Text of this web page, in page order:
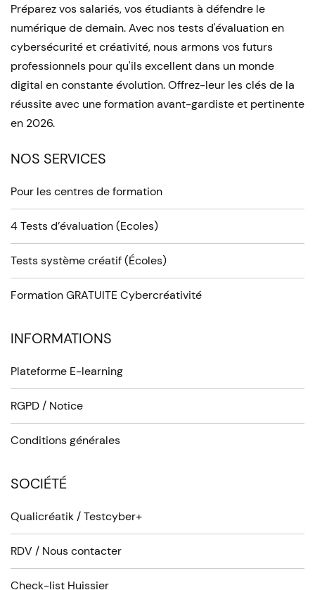
Préparez vos salariés, vos étudiants à défendre le
numérique de demain. Avec nos tests d'évaluation en
cybersécurité et créativité, nous armons vos futurs
professionnels pour qu'ils excellent dans un monde
digital en constante évolution. Offrez-leur les clés de la
réussite avec une formation avant-gardiste et pertinente
en 2026.
NOS SERVICES
Pour les centres de formation
4 Tests d’évaluation (Ecoles)
Tests système créatif (Écoles)
Formation GRATUITE Cybercréativité
INFORMATIONS
Plateforme E-learning
RGPD / Notice
Conditions générales
SOCIÉTÉ
Qualicréatik / Testcyber+
RDV / Nous contacter
Check-list Huissier